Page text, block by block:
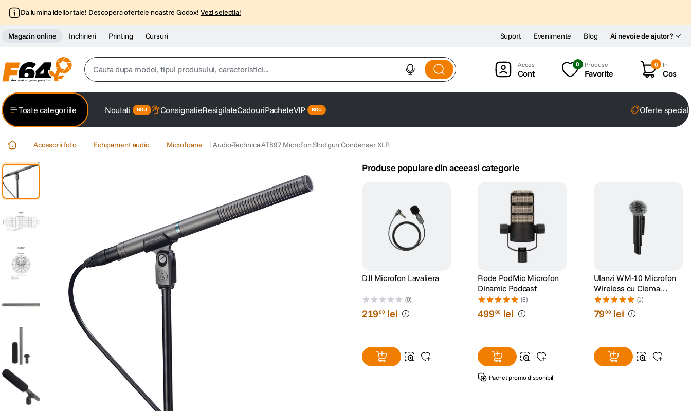
Da lumina ideilor tale! Descopera ofertele noastre Godox! Vezi selectia!
Magazin online Inchirieri Printing Cursuri Ai nevoie de ajutor?
Suport Evenimente Blog
Cauta dupa model, tipul produsului, caracteristici...
2. trepied
canon sx740 hs
6. lavaliera
card memorie
Cont
0 Produse
Favorite
0 In
Cos
Toate categoriile Noutati ConsignatieResigilateCadouriPacheteVIP Oferte
Accesorii foto Echipament audio Microfoane Audio-Technica AT897 Microfon Shotgun Condenser XLR
Produse populare din aceeasi categorie
DJI Microfon Lavaliera
(0)
21900 lei
Rode PodMic Microfon
Dinamic Podcast
(6)
49900 lei
Pachet promo disponibil
Ulanzi WM-10 Microfon
Wireless cu Clema
pentru
Smartphone/Tableta
Lightning
(1)
7900 lei